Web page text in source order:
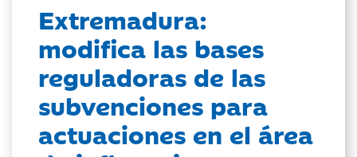
Extremadura:
modifica las bases
reguladoras de las
subvenciones para
actuaciones en el área